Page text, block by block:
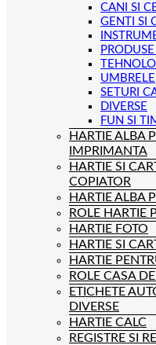
CANI SI
GENTI SI
UMBRELE
SETURI
DIVERSE
FUN SI
HARTIE ALBA
IMPRIMANTA
HARTIE SI
COPIATOR
HARTIE ALBA
ROLE HARTIE
HARTIE FOTO
HARTIE SI
HARTIE
ROLE CASA
ETICHETE
DIVERSE
HARTIE CALC
REGISTRE SI